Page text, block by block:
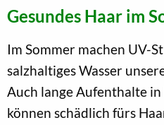
Gesundes Haar im
Im Sommer machen UV-
salzhaltiges Wasser
Auch lange Aufenthalte
können schädlich fürs